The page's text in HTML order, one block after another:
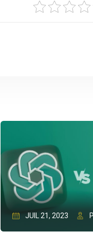
JUIL 21, 2023